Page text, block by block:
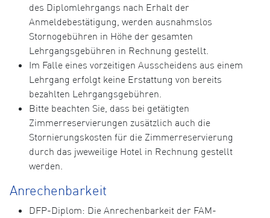
des Diplomlehrgangs nach Erhalt der
Anmeldebestätigung, werden ausnahmslos
Stornogebühren in Höhe der gesamten
Lehrgangsgebühren in Rechnung gestellt.
Im Falle eines vorzeitigen Ausscheidens aus einem
Lehrgang erfolgt keine Erstattung von bereits
bezahlten Lehrgangsgebühren.
Bitte beachten Sie, dass bei getätigten
Zimmerreservierungen zusätzlich auch die
Stornierungskosten für die Zimmerreservierung
durch das jweweilige Hotel in Rechnung gestellt
werden.
Anrechenbarkeit
DFP-Diplom: Die Anrechenbarkeit der FAM-